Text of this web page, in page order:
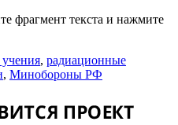
фрагмент текста и нажмите
, радиационные
, Минобороны РФ